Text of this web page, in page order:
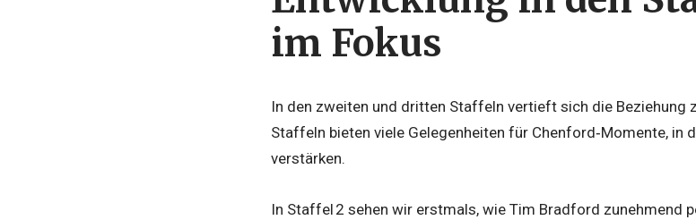
im Fokus
In den zweiten und dritten Staffeln vertieft sich die Beziehung
Staffeln bieten viele Gelegenheiten für Chenford‑Momente, in
verstärken.
In Staffel 2 sehen wir erstmals, wie Tim Bradford zunehmend